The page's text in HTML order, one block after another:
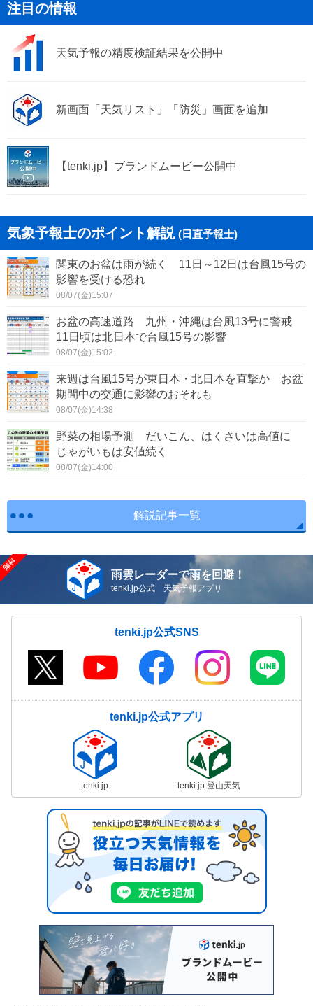
村田町 柴田町
山元町 松島町
七ヶ浜町
大郷町
南三陸町
注目の情報
天気予報の精度検証結果を公開中
新画面「天気リスト」「防災」画面を追加
【tenki.jp】ブランドムービー公開中
気象予報士のポイント解説 (日直予報士)
関東のお盆は雨が続く 11日～12日は台風15号の
影響を受ける恐れ
08/07(金)15:07
お盆の高速道路 九州・沖縄は台風13号に警戒
11日頃は北日本で台風15号の影響
08/07(金)15:02
来週は台風15号が東日本・北日本を直撃か お盆
期間中の交通に影響のおそれも
08/07(金)14:38
野菜の相場予測 だいこん、はくさいは高値に
じゃがいもは安値続く
08/07(金)14:00
解説記事一覧
雨雲レーダーで雨を回避！
tenki.jp公式 天気予報アプリ
tenki.jp公式SNS
tenki.jp公式アプリ
tenki.jp tenki.jp 登山天気